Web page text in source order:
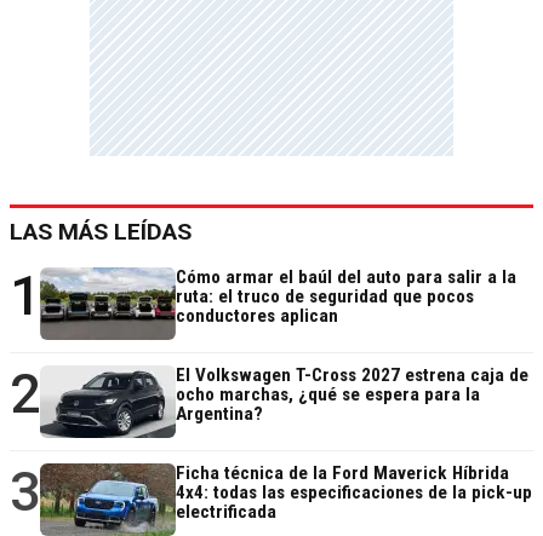
LAS MÁS LEÍDAS
1
Cómo armar el baúl del auto para salir a la
ruta: el truco de seguridad que pocos
conductores aplican
2
El Volkswagen T-Cross 2027 estrena caja de
ocho marchas, ¿qué se espera para la
Argentina?
3
Ficha técnica de la Ford Maverick Híbrida
4x4: todas las especificaciones de la pick-up
electrificada